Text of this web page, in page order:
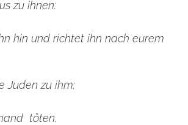
zu ihnen:
hin und richtet ihn nach eurem
Juden zu ihm:
töten.